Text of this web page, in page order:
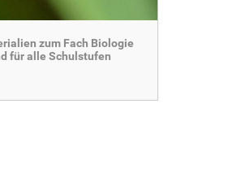
zum Fach Biologie
für alle Schulstufen